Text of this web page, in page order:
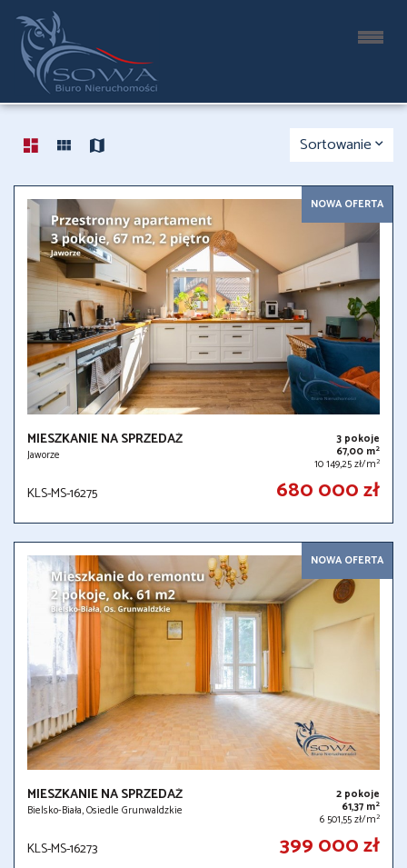
LISTA OFERT
76 OFERT
Sortowanie
NOWA OFERTA
MIESZKANIE NA SPRZEDAŻ
Jaworze
3 pokoje
67,00 m2
10 149,25 zł/m2
KLS-MS-16275 680 000 zł
NOWA OFERTA
MIESZKANIE NA SPRZEDAŻ
Bielsko-Biała, Osiedle Grunwaldzkie
2 pokoje
61,37 m2
6 501,55 zł/m2
KLS-MS-16273 399 000 zł